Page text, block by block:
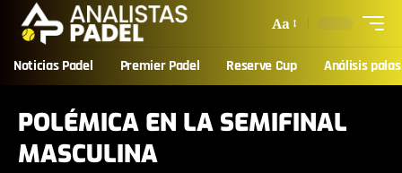
Aa
Noticias Padel Premier Padel Reserve Cup Análisis palas
POLÉMICA EN LA SEMIFINAL
MASCULINA